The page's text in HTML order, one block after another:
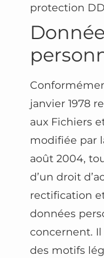
protection
janvier 1978
aux Fichiers
modifiée par
août 2004,
d’un droit
rectification
données
concernent.
des motifs